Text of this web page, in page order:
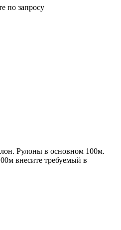
по запросу
Рулоны в основном 100м.
внесите требуемый в